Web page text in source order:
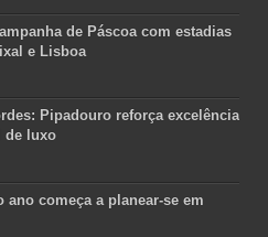
de Páscoa com estadias
e Lisboa
Pipadouro reforça excelência
de luxo
começa a planear-se em